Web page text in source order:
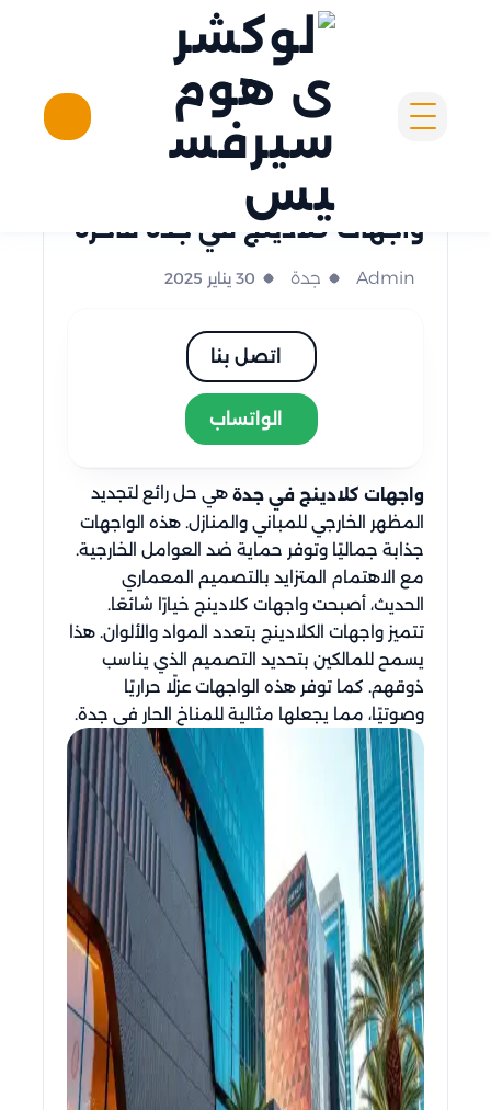
لوكشرى هوم سيرفسيس
واجهات كلادينج في جدة فاخرة
Admin جدة 30 يناير 2025
اتصل بنا
الواتساب
واجهات كلادينج في جدة هي حل رائع لتجديد
المظهر الخارجي للمباني والمنازل. هذه الواجهات
جذابة جماليًا وتوفر حماية ضد العوامل الخارجية.
مع الاهتمام المتزايد بالتصميم المعماري
الحديث، أصبحت واجهات كلادينج خيارًا شائعًا.
تتميز واجهات الكلادينج بتعدد المواد والألوان. هذا
يسمح للمالكين بتحديد التصميم الذي يناسب
ذوقهم. كما توفر هذه الواجهات عزلًا حراريًا
وصوتيًا، مما يجعلها مثالية للمناخ الحار في جدة.